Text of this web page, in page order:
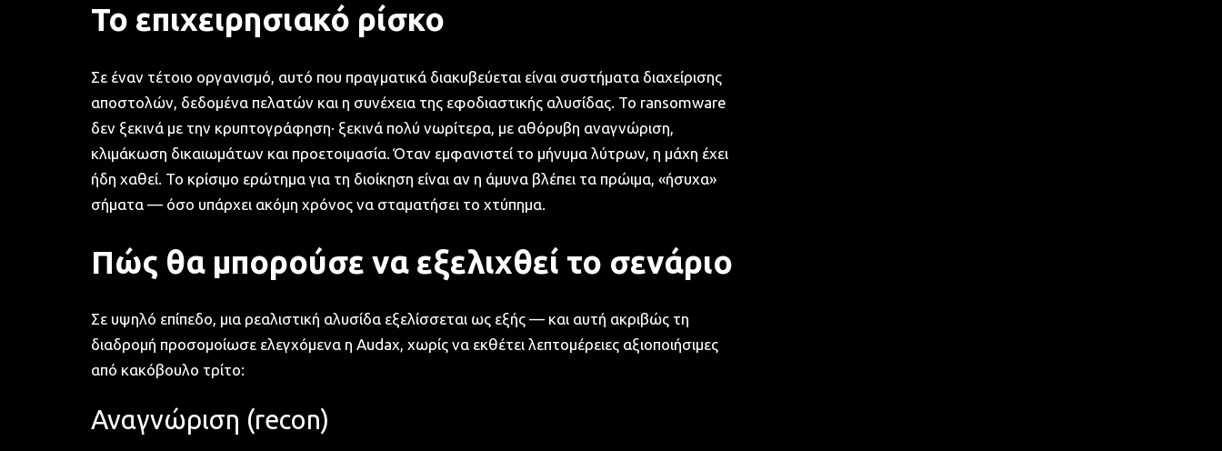
Το επιχειρησιακό ρίσκο
Σε έναν τέτοιο οργανισμό, αυτό που πραγματικά διακυβεύεται είναι συστήματα διαχείρισης
αποστολών, δεδομένα πελατών και η συνέχεια της εφοδιαστικής αλυσίδας. Το ransomware
δεν ξεκινά με την κρυπτογράφηση· ξεκινά πολύ νωρίτερα, με αθόρυβη αναγνώριση,
κλιμάκωση δικαιωμάτων και προετοιμασία. Όταν εμφανιστεί το μήνυμα λύτρων, η μάχη έχει
ήδη χαθεί. Το κρίσιμο ερώτημα για τη διοίκηση είναι αν η άμυνα βλέπει τα πρώιμα, «ήσυχα»
σήματα — όσο υπάρχει ακόμη χρόνος να σταματήσει το χτύπημα.
Πώς θα μπορούσε να εξελιχθεί το σενάριο
Σε υψηλό επίπεδο, μια ρεαλιστική αλυσίδα εξελίσσεται ως εξής — και αυτή ακριβώς τη
διαδρομή προσομοίωσε ελεγχόμενα η Audax, χωρίς να εκθέτει λεπτομέρειες αξιοποιήσιμες
από κακόβουλο τρίτο:
Αναγνώριση (recon)